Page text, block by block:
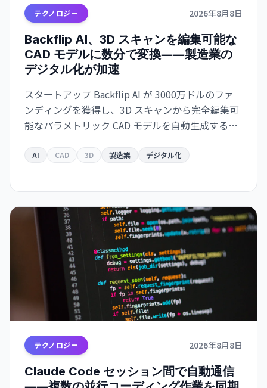
テクノロジー 2026年8月8日
Backflip AI、3D スキャンを編集可能な
CAD モデルに数分で変換――製造業の
デジタル化が加速
スタートアップ Backflip AI が 3000万ドルのファ
ンディングを獲得し、3D スキャンから完全編集可
能なパラメトリック CAD モデルを自動生成するソ
で、従来は何時間もかかっていた作業が数分に短
AI CAD 3D 製造業 デジタル化
テクノロジー 2026年8月8日
Claude Code セッション間で自動通信